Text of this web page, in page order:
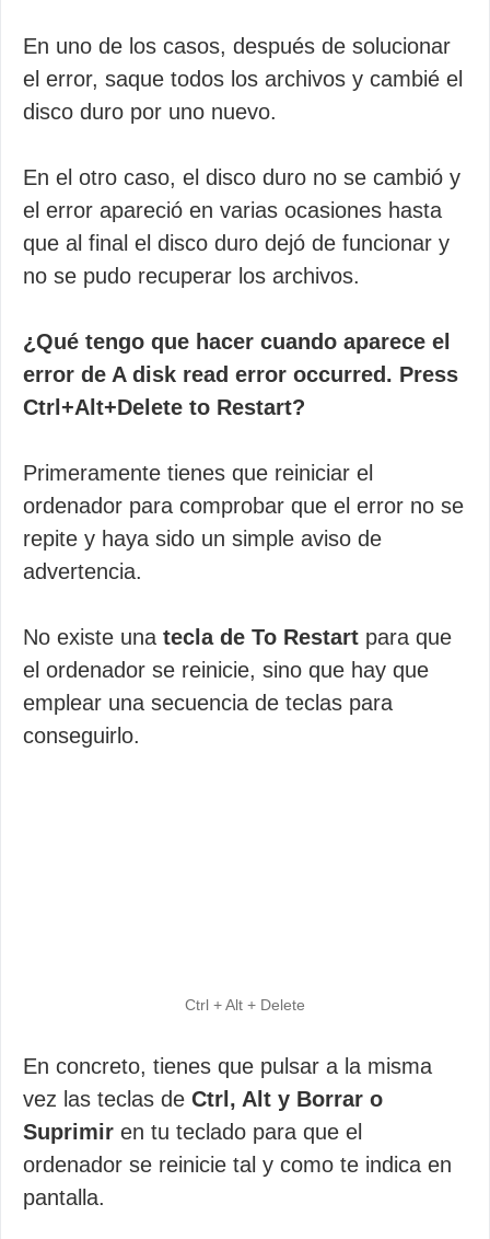
En uno de los casos, después de solucionar
el error, saque todos los archivos y cambié el
disco duro por uno nuevo.
En el otro caso, el disco duro no se cambió y
el error apareció en varias ocasiones hasta
que al final el disco duro dejó de funcionar y
no se pudo recuperar los archivos.
¿Qué tengo que hacer cuando aparece el
error de A disk read error occurred. Press
Ctrl+Alt+Delete to Restart?
Primeramente tienes que reiniciar el
ordenador para comprobar que el error no se
repite y haya sido un simple aviso de
advertencia.
No existe una tecla de To Restart para que
el ordenador se reinicie, sino que hay que
emplear una secuencia de teclas para
conseguirlo.
Ctrl + Alt + Delete
En concreto, tienes que pulsar a la misma
vez las teclas de Ctrl, Alt y Borrar o
Suprimir en tu teclado para que el
ordenador se reinicie tal y como te indica en
pantalla.